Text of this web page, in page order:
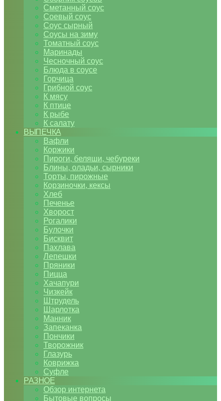
Сметанный соус
Соевый соус
Соус сырный
Соусы на зиму
Томатный соус
Маринады
Чесночный соус
Блюда в соусе
Горчица
Грибной соус
К мясу
К птице
К рыбе
К салату
ВЫПЕЧКА
Вафли
Коржики
Пироги, беляши, чебуреки
Блины, оладьи, сырники
Торты, пирожные
Корзиночки, кексы
Хлеб
Печенье
Хворост
Рогалики
Булочки
Бисквит
Пахлава
Лепешки
Пряники
Пицца
Хачапури
Чизкейк
Штрудель
Шарлотка
Манник
Запеканка
Пончики
Творожник
Глазурь
Коврижка
Суфле
РАЗНОЕ
Обзор интернета
Бытовые вопросы